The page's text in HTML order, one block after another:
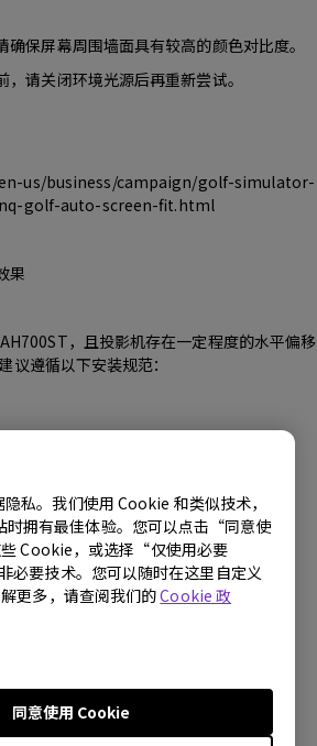
私。我们使用 Cookie 和类似技术，
时拥有最佳体验。您可以点击“同意使
Cookie，或选择“仅使用必要
要技术。您可以随时在这里自定义
更多，请查阅我们的Cookie 政
同意使用 Cookie
保屏幕周围墙面具有较高的颜色对比度。
请关闭环境光源后再重新尝试。
us/business/campaign/golf-simulator-
golf-auto-screen-fit.html
果
，且投影机存在一定程度的水平偏移
遵循以下安装规范：
内
过 7.2 英尺（2.2 米）
7.2 英尺（2.2 米）